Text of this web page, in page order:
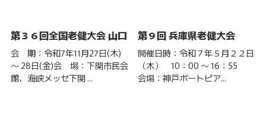
第３６回全国老健大会 山口
会 期：令和7年11月27日(木)
～ 28日(金)会 場：下関市民会
館、海峡メッセ下関 ...
第９回 兵庫県老健大会
開催日時：令和７年５月２２日
（木） 10：00 ～ 16：55
会場：神戸ポートピア...